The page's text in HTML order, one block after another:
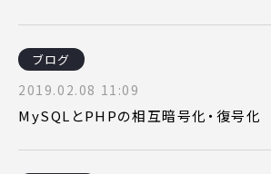
ブログ
2019.02.08 11:09
MySQLとPHPの相互暗号化・復号化